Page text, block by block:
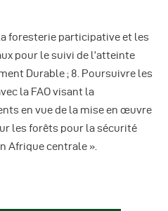
foresterie participative et les
pour le suivi de l’atteinte
Durable ; 8. Poursuivre les
la FAO visant la
en vue de la mise en œuvre
les forêts pour la sécurité
Afrique centrale ».